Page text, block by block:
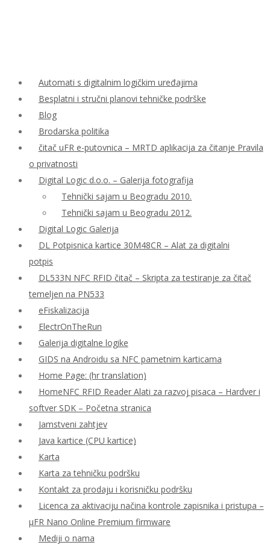
Automati s digitalnim logičkim uređajima
Besplatni i stručni planovi tehničke podrške
Blog
Brodarska politika
čitač uFR e-putovnica – MRTD aplikacija za čitanje Pravila
o privatnosti
Digital Logic d.o.o. – Galerija fotografija
Tehnički sajam u Beogradu 2010.
Tehnički sajam u Beogradu 2012.
Digital Logic Galerija
DL Potpisnica kartice 30M48CR – Alat za digitalni
potpis
DL533N NFC RFID čitač – Skripta za testiranje za čitač
temeljen na PN533
eFiskalizacija
ElectrOnTheRun
Galerija digitalne logike
GIDS na Androidu sa NFC pametnim karticama
Home Page: (hr translation)
HomeNFC RFID Reader Alati za razvoj pisaca – Hardver i
softver SDK – Početna stranica
Jamstveni zahtjev
Java kartice (CPU kartice)
Karta
Karta za tehničku podršku
Kontakt za prodaju i korisničku podršku
Licenca za aktivaciju načina kontrole zapisnika i pristupa –
μFR Nano Online Premium firmware
Mediji o nama